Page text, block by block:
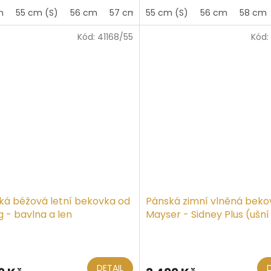
55 cm (S) 56 cm 57 cm (M) 58 cm 59 cm (L)
55 cm (S) 56 cm 58 cm
béžová letní bekovka od
- bavlna a len
DETAIL
Kód: 41168/55
Pánská zimní vlněná
Mayser - Sidney Plus (ušní
Kód: